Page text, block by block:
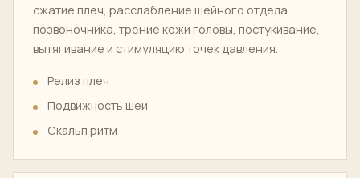
сжатие плеч, расслабление шейного отдела
позвоночника, трение кожи головы, постукивание,
вытягивание и стимуляцию точек давления.
Релиз плеч
Подвижность шеи
Скальп ритм